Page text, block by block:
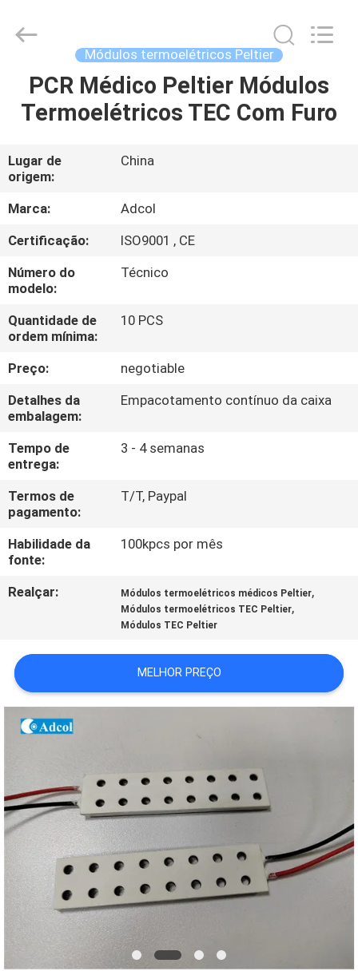
CASA
VÍDEOS
SOBRE
NÓS
EXCURSÃO
DA
FÁBRICA
CONTROLE
DA
QUALIDADE
CONTATO
E.U.
NOTÍCIA
CASOS
MAPA
DO
PRIVACY
POLICY
(Guangzhou)
Reserved.
Módulos termoelétricos Peltier
PCR Médico Peltier Módulos
Termoelétricos TEC Com Furo
Lugar de
origem:
China
Marca:
Adcol
Certificação:
ISO9001 , CE
Número do
modelo:
Técnico
Quantidade de
ordem mínima:
10 PCS
Preço:
negotiable
Detalhes da
embalagem:
Empacotamento contínuo da caixa
Tempo de
entrega:
3 - 4 semanas
Termos de
pagamento:
T/T, Paypal
Habilidade da
fonte:
100kpcs por mês
Realçar: Módulos termoelétricos médicos Peltier,
Módulos termoelétricos TEC Peltier,
Módulos TEC Peltier
MELHOR PREÇO